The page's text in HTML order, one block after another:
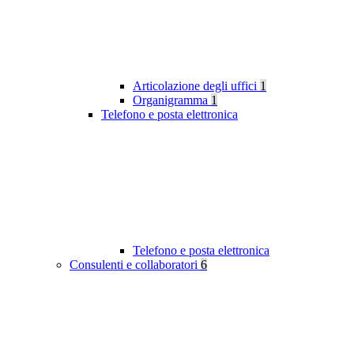
Articolazione degli uffici 1
Organigramma 1
Telefono e posta elettronica
Telefono e posta elettronica
Consulenti e collaboratori 6